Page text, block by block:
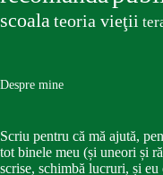
scoalateoria vieţii
Despre mine
Scriu pentru că mă ajută,
tot binele meu (și uneori și
scrise, schimbă lucruri, și